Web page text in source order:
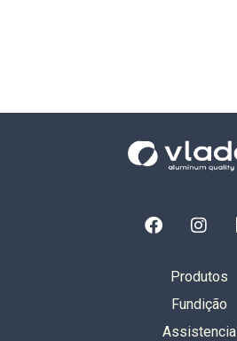
Produtos
Fundição
Assistencia